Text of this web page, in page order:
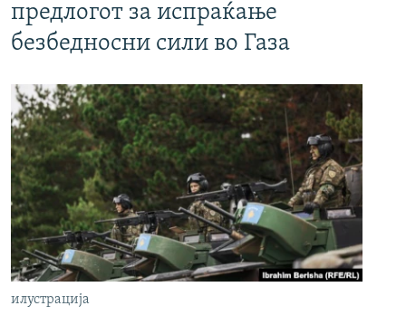
предлогот за испраќање
безбедносни сили во Газа
илустрација